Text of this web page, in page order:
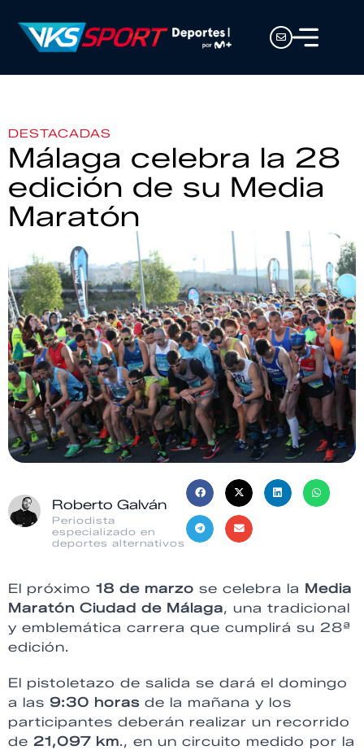
DESTACADAS
Málaga celebra la 28
edición de su Media
Maratón
Roberto Galván
Periodista
especializado en
deportes alternativos
El próximo 18 de marzo se celebra la Media
Maratón Ciudad de Málaga, una tradicional
y emblemática carrera que cumplirá su 28ª
edición.
El pistoletazo de salida se dará el domingo
a las 9:30 horas de la mañana y los
participantes deberán realizar un recorrido
de 21,097 km., en un circuito medido por la